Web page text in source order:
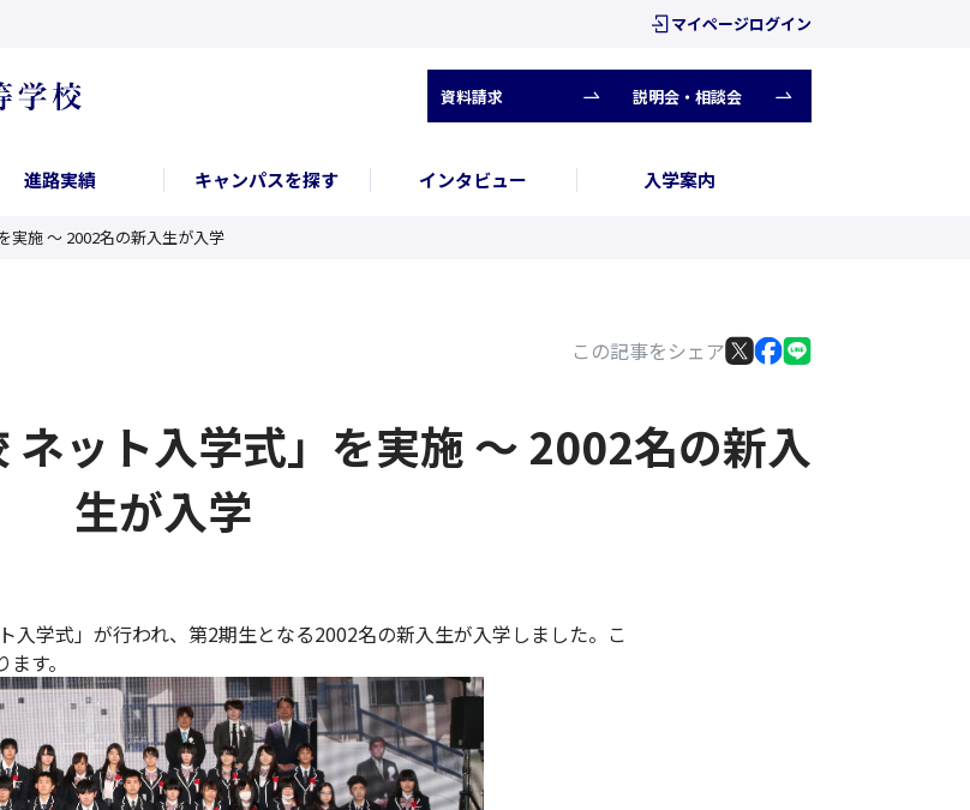
マイページログイン
資料請求 説明会・相談会
進路実績 キャンパスを探す インタビュー 入学案内
実施 ～ 2002名の新入生が入学
この記事をシェア
ネット入学式」を実施 ～ 2002名の新入
生が入学
入学式」が行われ、第2期生となる2002名の新入生が入学しました。こ
す。